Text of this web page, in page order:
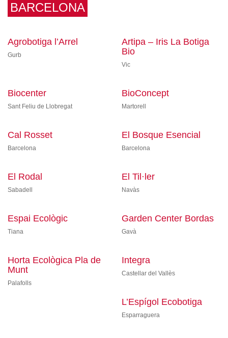
BARCELONA
Agrobotiga l’Arrel
Gurb
Artipa – Iris La Botiga
Bio
Vic
Biocenter
Sant Feliu de Llobregat
BioConcept
Martorell
Cal Rosset
Barcelona
El Bosque Esencial
Barcelona
El Rodal
Sabadell
El Til·ler
Navàs
Espai Ecològic
Tiana
Garden Center Bordas
Gavà
Horta Ecològica Pla de
Munt
Palafolls
Integra
Castellar del Vallès
L’Espígol Ecobotiga
Esparraguera